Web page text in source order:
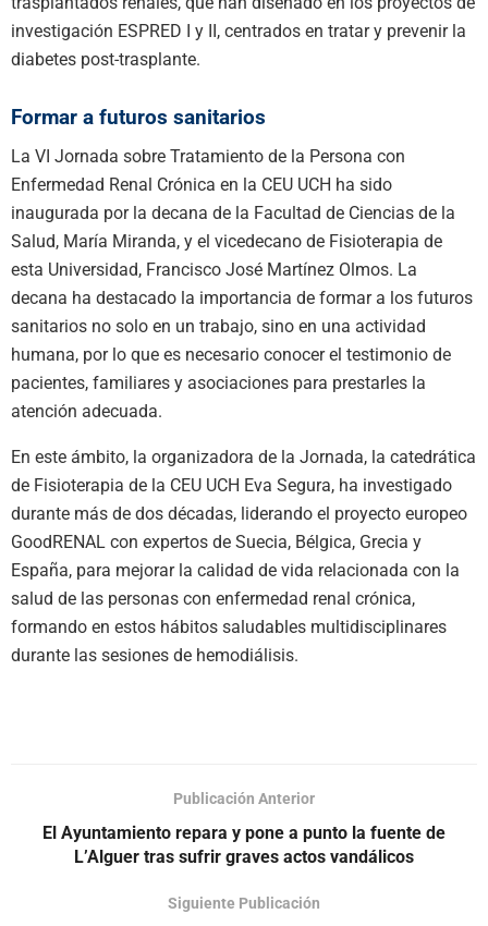
investigación ESPRED I y II, centrados en tratar y prevenir la
diabetes post-trasplante.
Formar a futuros sanitarios
La VI Jornada sobre Tratamiento de la Persona con
Enfermedad Renal Crónica en la CEU UCH ha sido
inaugurada por la decana de la Facultad de Ciencias de la
Salud, María Miranda, y el vicedecano de Fisioterapia de
esta Universidad, Francisco José Martínez Olmos. La
decana ha destacado la importancia de formar a los futuros
sanitarios no solo en un trabajo, sino en una actividad
humana, por lo que es necesario conocer el testimonio de
pacientes, familiares y asociaciones para prestarles la
atención adecuada.
En este ámbito, la organizadora de la Jornada, la catedrática
de Fisioterapia de la CEU UCH Eva Segura, ha investigado
durante más de dos décadas, liderando el proyecto europeo
GoodRENAL con expertos de Suecia, Bélgica, Grecia y
España, para mejorar la calidad de vida relacionada con la
salud de las personas con enfermedad renal crónica,
formando en estos hábitos saludables multidisciplinares
durante las sesiones de hemodiálisis.
Publicación Anterior
El Ayuntamiento repara y pone a punto la fuente de
L’Alguer tras sufrir graves actos vandálicos
Siguiente Publicación